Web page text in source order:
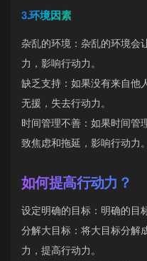
3.环境因素
杂乱的环境：杂乱的环境会
力，影响行动力。
缺乏支持：如果没有来自他
无援，失去行动力。
时间管理不善：如果时间管
致焦虑和拖延，影响行动力。
如何提高行动力？
设定明确的目标：明确的目
分解大目标：将大目标分解
力，提高行动力。